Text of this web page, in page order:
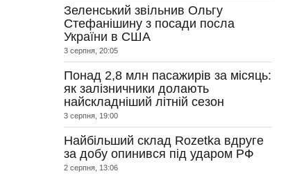
Зеленський звільнив Ольгу
Стефанішину з посади посла
України в США
3 серпня, 20:05
Понад 2,8 млн пасажирів за місяць:
як залізничники долають
найскладніший літній сезон
3 серпня, 19:00
Найбільший склад Rozetka вдруге
за добу опинився під ударом РФ
2 серпня, 13:06